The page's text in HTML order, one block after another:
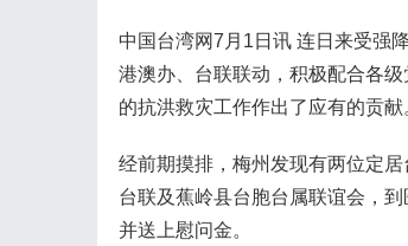
中国台湾网7月1日讯 连日来受强
港澳办、台联联动，积极配合各
的抗洪救灾工作作出了应有的贡献
经前期摸排，梅州发现有两位定
台联及蕉岭县台胞台属联谊会，
并送上慰问金。